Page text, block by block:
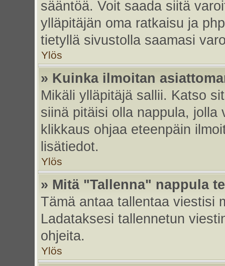
sääntöä. Voit saada siitä
ylläpitäjän oma ratkaisu ja
tietyllä sivustolla saamasi
Ylös
» Kuinka ilmoitan
Mikäli ylläpitäjä sallii. Katso
siinä pitäisi olla nappula, jolla
klikkaus ohjaa eteenpäin
lisätiedot.
Ylös
» Mitä "Tallenna" nappula
Tämä antaa tallentaa viestisi
Ladataksesi tallennetun
ohjeita.
Ylös